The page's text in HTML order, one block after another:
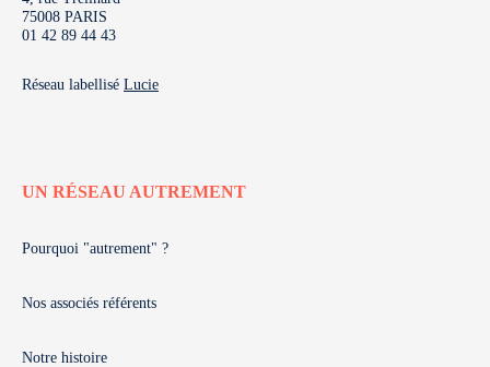
75008 PARIS
01 42 89 44 43
Réseau labellisé Lucie
UN RÉSEAU AUTREMENT
Pourquoi "autrement" ?
Nos associés référents
Notre histoire